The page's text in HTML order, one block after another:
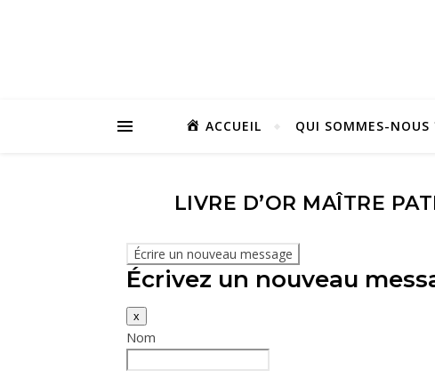
ACCUEIL QUI SOMMES-NOUS
LIVRE D’OR MAÎTRE
Écrivez un nouveau
x
Nom